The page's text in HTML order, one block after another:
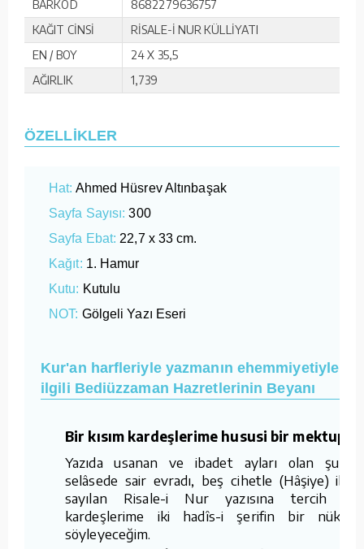
BARKOD
8682279636757
KAĞIT CİNSİ
RİSALE-İ NUR KÜLLİYATI
EN / BOY
24 X 35,5
AĞIRLIK
1,739
ÖZELLİKLER
Hat: Ahmed Hüsrev Altınbaşak
Sayfa Sayısı: 300
Sayfa Ebat: 22,7 x 33 cm.
Kağıt: 1. Hamur
Kutu: Kutulu
NOT: Gölgeli Yazı Eseri
Kur'an harfleriyle yazmanın ehemmiyetiyle
ilgili Bediüzzaman Hazretlerinin Beyanı
Bir kısım kardeşlerime hususi bir
Yazıda usanan ve ibadet ayları olan
selâsede sair evradı, beş cihetle (Hâşiye)
sayılan Risale-i Nur yazısına tercih
kardeşlerime iki hadîs-i şerifin bir
söyleyeceğim.